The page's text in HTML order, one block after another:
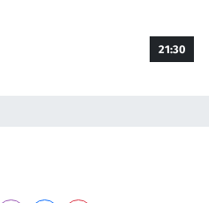
21:30